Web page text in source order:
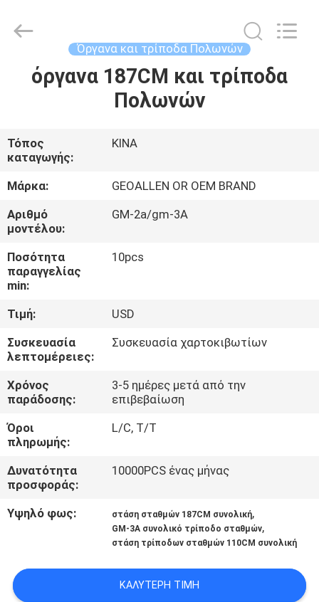
ΣΠΊΤΙ
ΠΕΡΊΠΟΥ
ΕΜΕΊΣ
ΓΎΡΟΣ
ΕΡΓΟΣΤΑΣΊΩΝ
ΠΟΙΟΤΙΚΌΣ
ΜΑΣ
ΕΛΆΤΕ
ΣΕ
ΕΠΑΦΉ
ΜΕ
ΕΙΔΉΣΕΙΣ
ΠΕΡΙΠΤΏΣΕΙΣ
ALLEN
CO.,LTD..
Όργανα και τρίποδα Πολωνών
όργανα 187CM και τρίποδα
Πολωνών
Τόπος
καταγωγής:
ΚΙΝΑ
Μάρκα:
GEOALLEN OR OEM BRAND
Αριθμό
μοντέλου:
GM-2a/gm-3A
Ποσότητα
παραγγελίας
min:
10pcs
Τιμή:
USD
Συσκευασία
λεπτομέρειες:
Συσκευασία χαρτοκιβωτίων
Χρόνος
παράδοσης:
3-5 ημέρες μετά από την
επιβεβαίωση
Όροι
πληρωμής:
L/C, T/T
Δυνατότητα
προσφοράς:
10000PCS ένας μήνας
Υψηλό φως: στάση σταθμών 187CM συνολική,
GM-3A συνολικό τρίποδο σταθμών,
στάση τρίποδων σταθμών 110CM συνολική
ΚΑΛΎΤΕΡΗ ΤΙΜΉ